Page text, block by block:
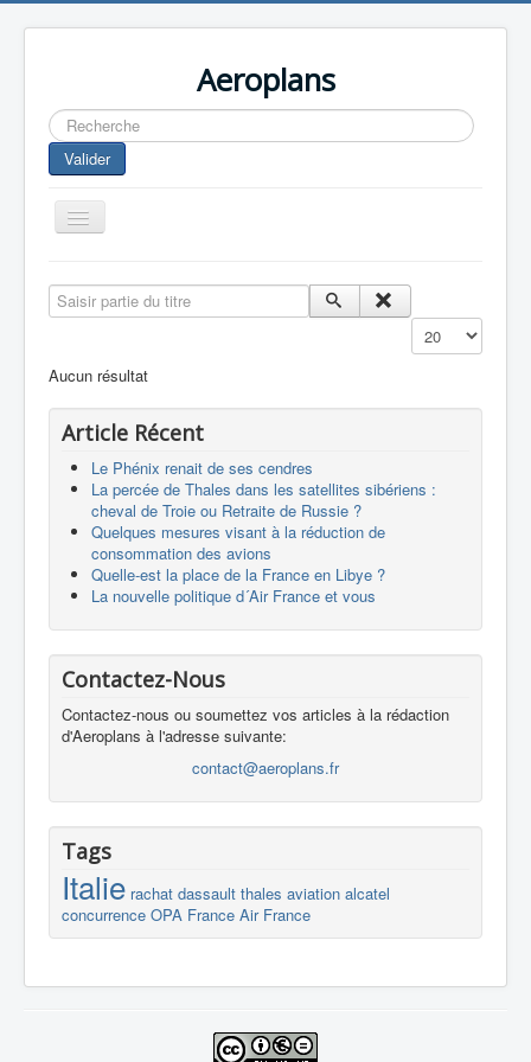
Aeroplans
Rechercher
Valider
Toggle
Navigation
Aviation Commerciale
Europespace
Drones
Saisir partie du titre
Affichage #
Aucun résultat
Article Récent
Le Phénix renait de ses cendres
La percée de Thales dans les satellites sibériens :
cheval de Troie ou Retraite de Russie ?
Quelques mesures visant à la réduction de
consommation des avions
Quelle-est la place de la France en Libye ?
La nouvelle politique d´Air France et vous
Contactez-Nous
Contactez-nous ou soumettez vos articles à la rédaction
d'Aeroplans à l'adresse suivante:
contact@aeroplans.fr
Tags
Italie rachat dassault thales aviation alcatel
concurrence OPA France Air France